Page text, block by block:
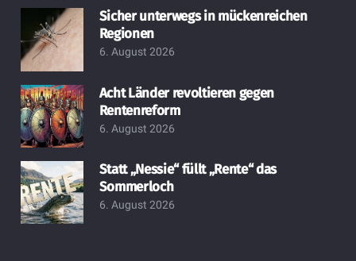
Sicher unterwegs in mückenreichen
Regionen
6. August 2026
Acht Länder revoltieren gegen
Rentenreform
6. August 2026
Statt „Nessie“ füllt „Rente“ das
Sommerloch
6. August 2026